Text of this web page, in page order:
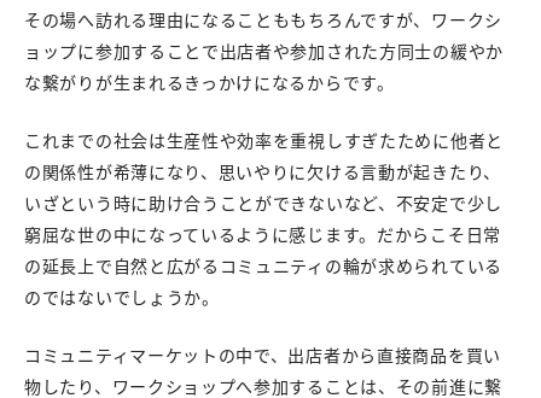
その場へ訪れる理由になることももちろんですが、ワークシ
ョップに参加することで出店者や参加された方同士の緩やか
な繋がりが生まれるきっかけになるからです。
これまでの社会は生産性や効率を重視しすぎたために他者と
の関係性が希薄になり、思いやりに欠ける言動が起きたり、
いざという時に助け合うことができないなど、不安定で少し
窮屈な世の中になっているように感じます。だからこそ日常
の延長上で自然と広がるコミュニティの輪が求められている
のではないでしょうか。
コミュニティマーケットの中で、出店者から直接商品を買い
物したり、ワークショップへ参加することは、その前進に繋